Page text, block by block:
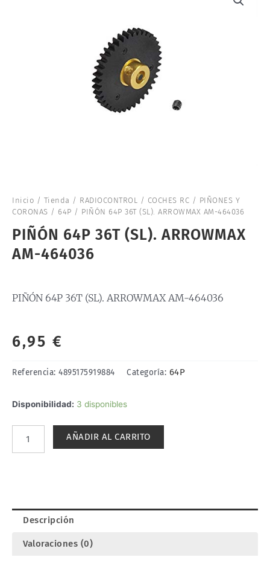
Inicio / Tienda / RADIOCONTROL / COCHES RC / PIÑONES Y
CORONAS / 64P / PIÑÓN 64P 36T (SL). ARROWMAX AM-464036
PIÑÓN 64P 36T (SL). ARROWMAX
AM-464036
PIÑÓN 64P 36T (SL). ARROWMAX AM-464036
6,95 €
Referencia: 4895175919884 Categoría: 64P
Disponibilidad: 3 disponibles
PIÑÓN
(SL).
AÑADIR AL CARRITO
Descripción
Valoraciones (0)